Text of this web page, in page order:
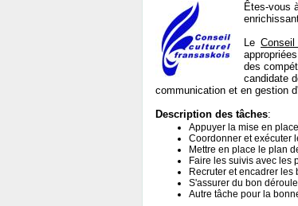
Êtes-vous
Le Conseil
des
candidate
communication et en gestion
Description des tâches:
Appuyer la mise en
Coordonner et exécuter
Mettre en place le plan
Faire les suivis avec les
Recruter et encadrer les
S'assurer du bon
Autre tâche pour la